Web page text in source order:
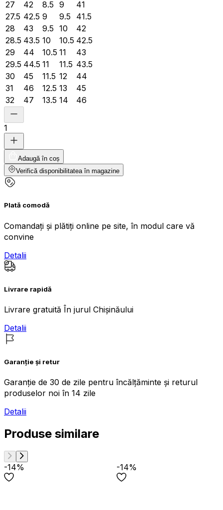
27
42 8.5 9
41
27.5 42.5 9 9.5
41.5
28
43 9.5 10
42
28.5 43.5 10 10.5 42.5
29
44 10.5 11
43
29.5 44.5 11 11.5 43.5
30
45 11.5 12
44
31
46 12.5 13
45
32
47 13.5 14 46
1
Adaugă în coș
Verifică disponibilitatea în magazine
Plată comodă
Comandați și plătiți online pe site, în modul care vă
convine
Detalii
Livrare rapidă
Livrare gratuită În jurul Chișinăului
Detalii
Garanție și retur
Garanție de 30 de zile pentru încălțăminte și returul
produselor noi în 14 zile
Detalii
Produse similare
-14% -14%